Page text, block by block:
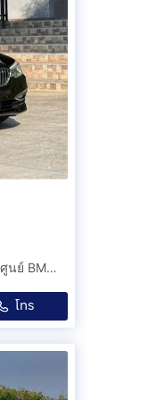
😍 2018 BMW 520D G30 😍 รถมือเดียวออกป้ายแดง รถออกศูนย์ BMW THAILAND รถวิ่งน้อย เข้าศูนย์ตรงระยะ รถไม่มีอุบัติเหตุครับ
โทร